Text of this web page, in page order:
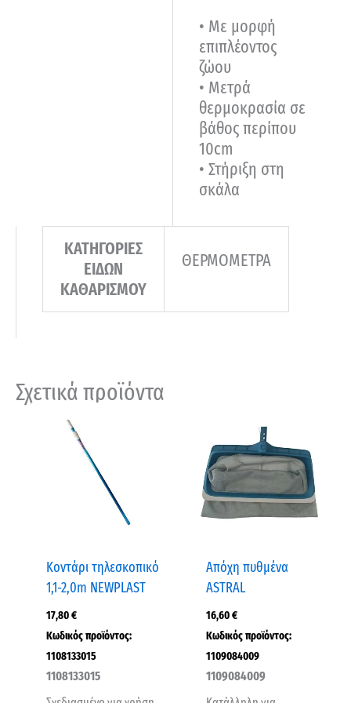
• Με μορφή
επιπλέοντος
ζώου
• Μετρά
θερμοκρασία σε
βάθος περίπου
10cm
• Στήριξη στη
σκάλα
ΚΑΤΗΓΟΡΙΕΣ
ΕΙΔΩΝ
ΚΑΘΑΡΙΣΜΟΥ
ΘΕΡΜΟΜΕΤΡΑ
Σχετικά προϊόντα
Κοντάρι τηλεσκοπικό
1,1-2,0m NEWPLAST
17,80€
Κωδικός προϊόντος:
1108133015
1108133015
Απόχη πυθμένα
ASTRAL
16,60€
Κωδικός προϊόντος:
1109084009
1109084009